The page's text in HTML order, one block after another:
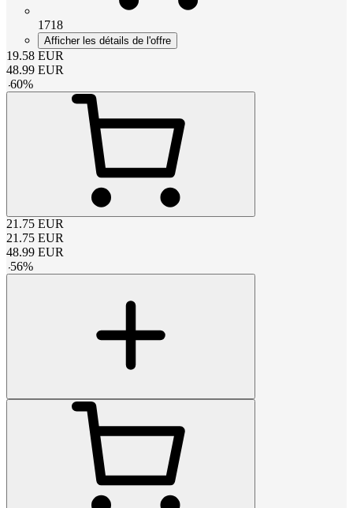
1718
Afficher les détails de l'offre
19.58 EUR
48.99 EUR
-60%
21.75 EUR
21.75 EUR
48.99 EUR
-56%